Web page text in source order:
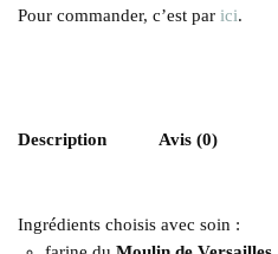
Pour commander, c’est par ici.
Description Avis (0)
Ingrédients choisis avec soin :